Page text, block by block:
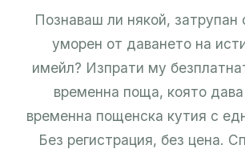
Познаваш ли някой, затрупан
уморен от даването на
имейл? Изпрати му
временна поща, която дава
временна пощенска кутия с
Без регистрация, без цена.